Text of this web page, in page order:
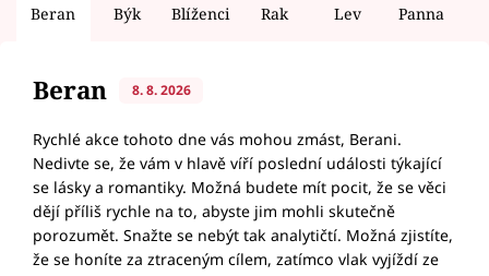
Beran Býk Blíženci Rak Lev Panna
Beran 8. 8. 2026
Rychlé akce tohoto dne vás mohou zmást, Berani.
Nedivte se, že vám v hlavě víří poslední události týkající
se lásky a romantiky. Možná budete mít pocit, že se věci
dějí příliš rychle na to, abyste jim mohli skutečně
porozumět. Snažte se nebýt tak analytičtí. Možná zjistíte,
že se honíte za ztraceným cílem, zatímco vlak vyjíždí ze